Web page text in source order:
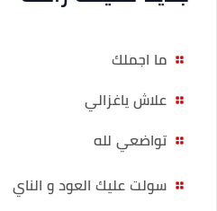
ما اجملك
علاش ياغزالي
تواضعي لله
سولت عليك العود و الناي